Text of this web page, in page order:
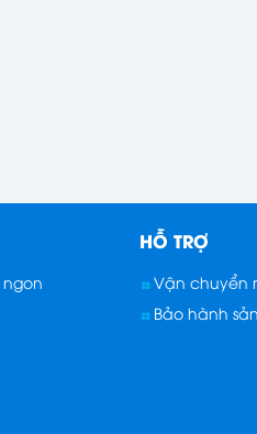
HỖ TRỢ
Vận chuyển
Bảo hành